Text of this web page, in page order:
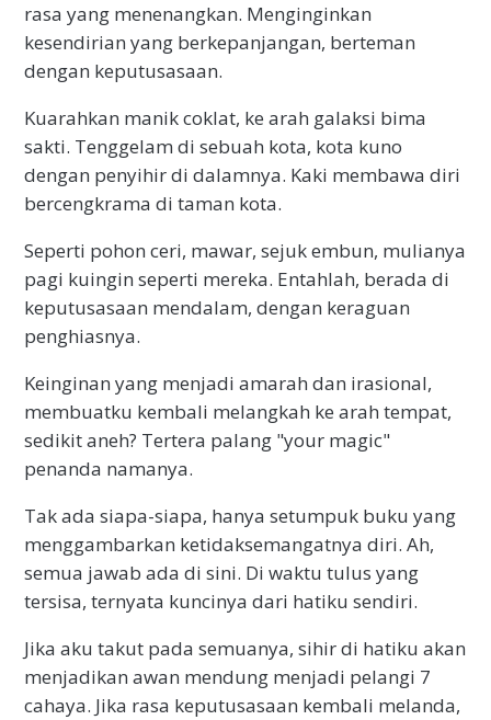
rasa yang menenangkan. Menginginkan
kesendirian yang berkepanjangan, berteman
dengan keputusasaan.
Kuarahkan manik coklat, ke arah galaksi bima
sakti. Tenggelam di sebuah kota, kota kuno
dengan penyihir di dalamnya. Kaki membawa diri
bercengkrama di taman kota.
Seperti pohon ceri, mawar, sejuk embun, mulianya
pagi kuingin seperti mereka. Entahlah, berada di
keputusasaan mendalam, dengan keraguan
penghiasnya.
Keinginan yang menjadi amarah dan irasional,
membuatku kembali melangkah ke arah tempat,
sedikit aneh? Tertera palang "your magic"
penanda namanya.
Tak ada siapa-siapa, hanya setumpuk buku yang
menggambarkan ketidaksemangatnya diri. Ah,
semua jawab ada di sini. Di waktu tulus yang
tersisa, ternyata kuncinya dari hatiku sendiri.
Jika aku takut pada semuanya, sihir di hatiku akan
menjadikan awan mendung menjadi pelangi 7
cahaya. Jika rasa keputusasaan kembali melanda,